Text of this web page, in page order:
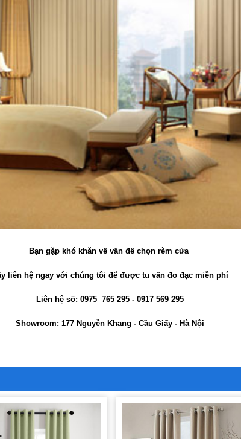
Bạn gặp khó khăn về vấn đề chọn rèm cửa
liên hệ ngay với chúng tôi để được tu vấn đo đạc miễn phí
Liên hệ số: 0975 765 295 - 0917 569 295
Showroom: 177 Nguyễn Khang - Cầu Giấy - Hà Nội